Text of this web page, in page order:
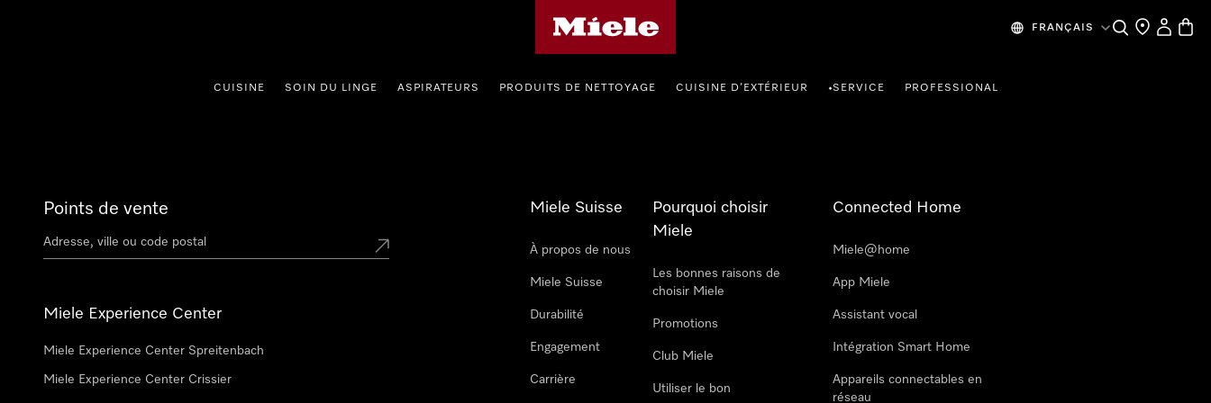
FRANÇAIS SearchFind a store
My
CUISINE SOIN DU LINGE ASPIRATEURS PRODUITS DE NETTOYAGE CUISINE D’EXTÉRIEUR •SERVICE PROFESSIONAL
Points de vente
Miele Experience Center
Miele Experience Center Spreitenbach
Miele Experience Center Crissier
Miele Suisse
À propos de nous
Miele Suisse
Durabilité
Engagement
Carrière
Pourquoi choisir
Miele
Les bonnes raisons de
choisir Miele
Promotions
Club Miele
Utiliser le bon
Connected Home
Miele@home
App Miele
Assistant vocal
Intégration Smart Home
Appareils connectables en
réseau